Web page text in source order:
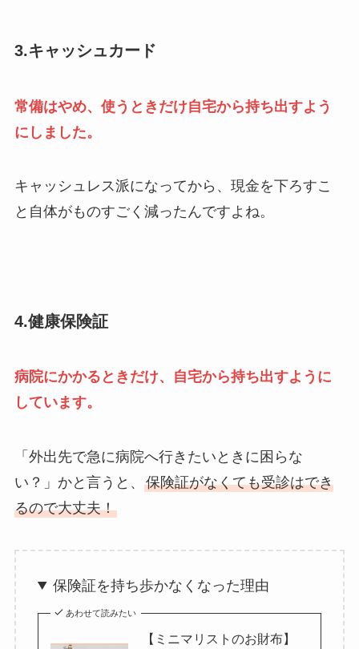
3.キャッシュカード
常備はやめ、使うときだけ自宅から持ち出すよう
にしました。
キャッシュレス派になってから、現金を下ろすこ
と自体がものすごく減ったんですよね。
4.健康保険証
病院にかかるときだけ、自宅から持ち出すように
しています。
「外出先で急に病院へ行きたいときに困らな
い？」かと言うと、 保険証がなくても受診はでき
るので大丈夫！
保険証を持ち歩かなくなった理由
あわせて読みたい
【ミニマリストのお財布】